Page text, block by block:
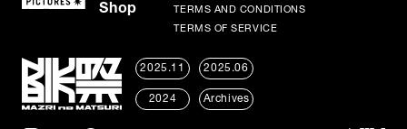
Shop
TERMS AND CONDITIONS
TERMS OF SERVICE
2025.11 2025.06
2024 Archives